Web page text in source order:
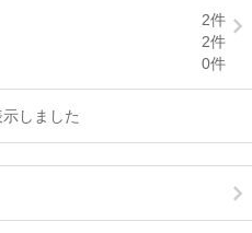
2件
2件
0件
しました